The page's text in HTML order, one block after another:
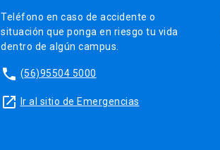
Teléfono en caso de accidente o
situación que ponga en riesgo tu vida
dentro de algún campus.
phone (56)95504 5000
launch Ir al sitio de Emergencias